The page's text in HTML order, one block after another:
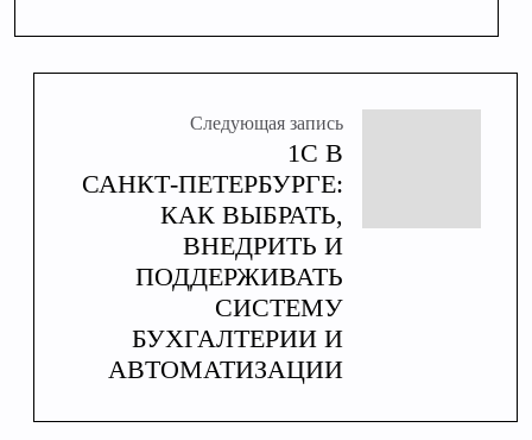
Следующая запись
1С В
САНКТ‑ПЕТЕРБУРГЕ:
КАК ВЫБРАТЬ,
ВНЕДРИТЬ И
ПОДДЕРЖИВАТЬ
СИСТЕМУ
БУХГАЛТЕРИИ И
АВТОМАТИЗАЦИИ